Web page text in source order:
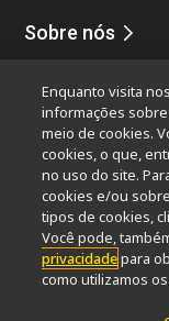
Sobre nós
Sustentabilidade
Nikon
Popular Links
Últimas notícias
Resolution
Nikon Small World
Enquanto visita
informações
meio de cookies.
cookies, o que,
no uso do site.
cookies e/ou
tipos de cookies,
Você pode,
privacidadepara
como utilizamos